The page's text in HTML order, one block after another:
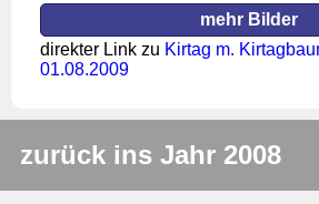
mehr Bilder
direkter Link zu Kirtag m.
01.08.2009
zurück ins Jahr 2008